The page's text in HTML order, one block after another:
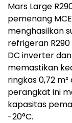
Mars Large
pemenang
menghasilkan
refrigeran
DC inverter
memastikan
ringkas 0,72
perangkat ini
kapasitas
-20°C.